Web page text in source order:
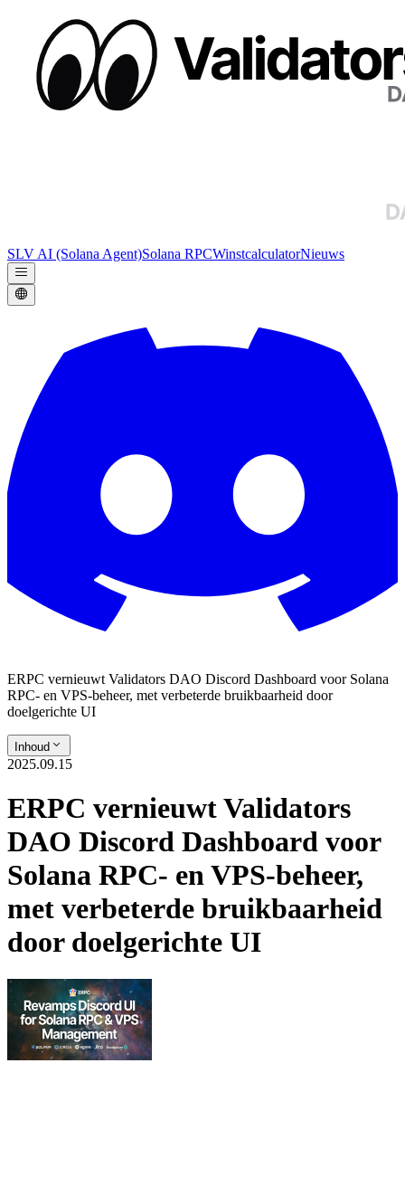
SLV AI (Solana Agent)Solana RPCWinstcalculatorNieuws
ERPC vernieuwt Validators DAO Discord Dashboard voor Solana
RPC- en VPS-beheer, met verbeterde bruikbaarheid door
doelgerichte UI
Inhoud
2025.09.15
ERPC vernieuwt Validators
DAO Discord Dashboard voor
Solana RPC- en VPS-beheer,
met verbeterde bruikbaarheid
door doelgerichte UI